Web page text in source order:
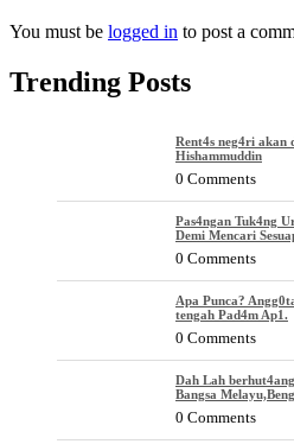
You must be logged in to post a
Trending Posts
Rent4s neg4ri akan
Hishammuddin
0 Comments
Pas4ngan Tuk4ng
Demi Mencari
0 Comments
Apa Punca?
tengah Pad4m Ap1.
0 Comments
Dah Lah
Bangsa
0 Comments